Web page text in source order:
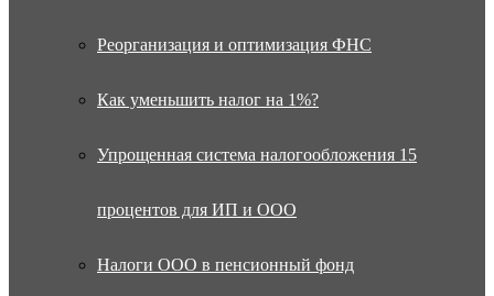
Реорганизация и оптимизация ФНС
Как уменьшить налог на 1%?
Упрощенная система налогообложения 15
процентов для ИП и ООО
Налоги ООО в пенсионный фонд